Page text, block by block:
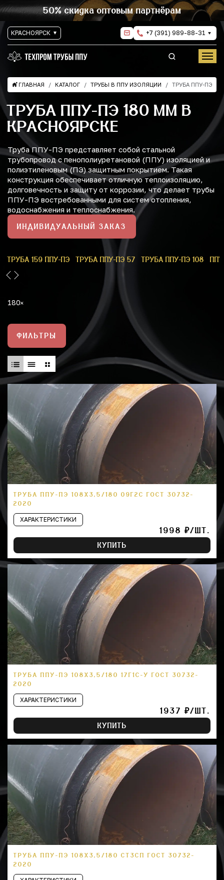
50% скидка оптовым партнёрам
КРАСНОЯРСК +7 (391) 989-88-31
ГЛАВНАЯ КАТАЛОГ ТРУБЫ В ППУ ИЗОЛЯЦИИ ТРУБА ППУ-ПЭ
ТРУБА ППУ-ПЭ 180 ММ В
КРАСНОЯРСКЕ
Труба ППУ-ПЭ представляет собой стальной
трубопровод с пенополиуретановой (ППУ) изоляцией и
полиэтиленовым (ПЭ) защитным покрытием. Такая
конструкция обеспечивает отличную теплоизоляцию,
долговечность и защиту от коррозии, что делает трубы
ППУ-ПЭ востребованными для систем отопления,
водоснабжения и теплоснабжения.
ИНДИВИДУАЛЬНЫЙ ЗАКАЗ
ТРУБА 159 ППУ-ПЭ ТРУБА ППУ-ПЭ 57 ТРУБА ППУ-ПЭ 108
180
ФИЛЬТРЫ
ТРУБА ППУ-ПЭ 108Х3,5/180 09Г2С ГОСТ 30732-
2020
ХАРАКТЕРИСТИКИ
1998 ₽/ШТ.
КУПИТЬ
ТРУБА ППУ-ПЭ 108Х3,5/180 17Г1С-У ГОСТ 30732-
2020
ХАРАКТЕРИСТИКИ
1937 ₽/ШТ.
КУПИТЬ
ТРУБА ППУ-ПЭ 108Х3,5/180 СТ3СП ГОСТ 30732-
2020